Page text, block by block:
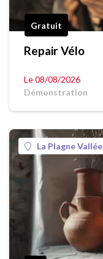
Gratuit
Repair Vélo
Le 08/08/2026
Démonstration
La Plagne Vallée